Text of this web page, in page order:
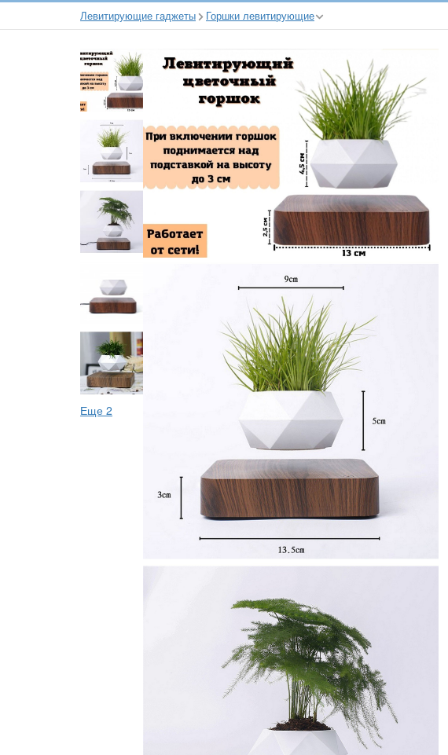
Левитирующие гаджеты Горшки левитирующие
Еще 2